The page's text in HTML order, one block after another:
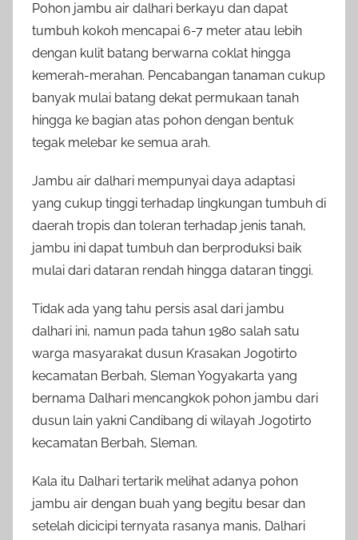
Pohon jambu air dalhari berkayu dan dapat
tumbuh kokoh mencapai 6-7 meter atau lebih
dengan kulit batang berwarna coklat hingga
kemerah-merahan. Pencabangan tanaman cukup
banyak mulai batang dekat permukaan tanah
hingga ke bagian atas pohon dengan bentuk
tegak melebar ke semua arah.
Jambu air dalhari mempunyai daya adaptasi
yang cukup tinggi terhadap lingkungan tumbuh di
daerah tropis dan toleran terhadap jenis tanah,
jambu ini dapat tumbuh dan berproduksi baik
mulai dari dataran rendah hingga dataran tinggi.
Tidak ada yang tahu persis asal dari jambu
dalhari ini, namun pada tahun 1980 salah satu
warga masyarakat dusun Krasakan Jogotirto
kecamatan Berbah, Sleman Yogyakarta yang
bernama Dalhari mencangkok pohon jambu dari
dusun lain yakni Candibang di wilayah Jogotirto
kecamatan Berbah, Sleman.
Kala itu Dalhari tertarik melihat adanya pohon
jambu air dengan buah yang begitu besar dan
setelah dicicipi ternyata rasanya manis, Dalhari